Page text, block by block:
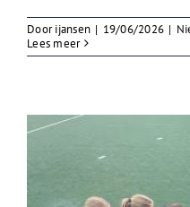
Doorijansen | 19/06/2026 |
Lees meer